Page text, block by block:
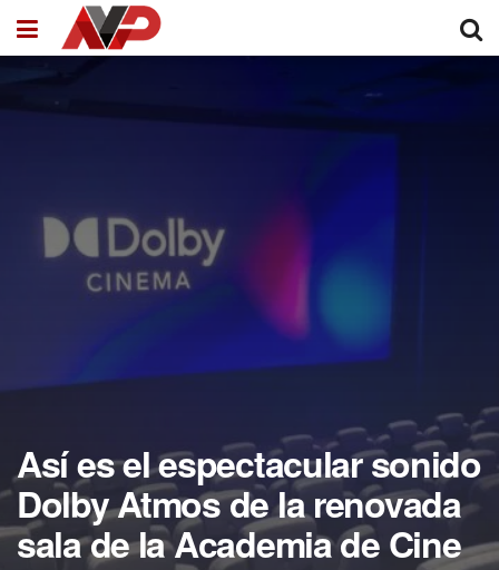
Así es el espectacular sonido
Dolby Atmos de la renovada
sala de la Academia de Cine